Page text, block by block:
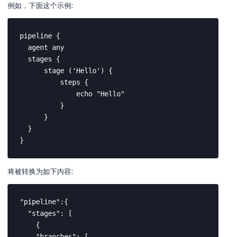
例如，下面这个示例:
pipeline {
  agent any
  stages {
      stage ('Hello') {
          steps {
              echo "Hello"
          }
      }
  }
}
将被转换为如下内容:
"pipeline":{
  "stages": [
    {